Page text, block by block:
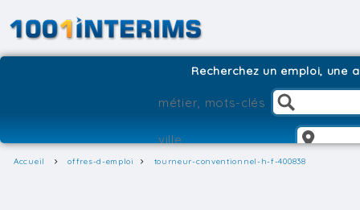
Recherchez un emploi, une
Accueil offres-d-emploi tourneur-conventionnel-h-f-400838